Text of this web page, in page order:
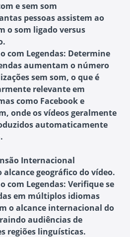
e sem som
pessoas assistem ao
o som ligado versus
com Legendas: Determine
aumentam o número
sem som, o que é
relevante em
como Facebook e
onde os vídeos geralmente
automaticamente
Internacional
alcance geográfico do vídeo.
com Legendas: Verifique se
em múltiplos idiomas
o alcance internacional do
audiências de
regiões linguísticas.